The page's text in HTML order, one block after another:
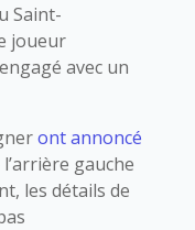
Saint-
joueur
avec un
ont annoncé
gauche
les détails de